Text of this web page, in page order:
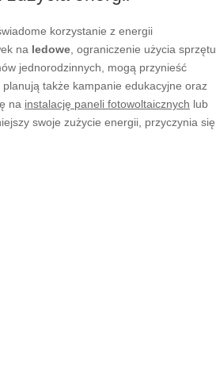
korzystanie z energii
na ledowe , ograniczenie użycia sprzętu
jednorodzinnych, mogą przynieść
planują także kampanie edukacyjne oraz
na instalację paneli fotowoltaicznych lub
swoje zużycie energii, przyczynia się